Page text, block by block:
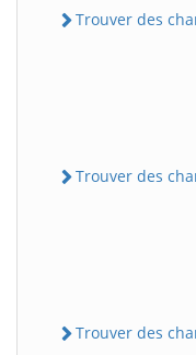
Trouver des
Trouver des
Trouver des